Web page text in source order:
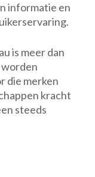
informatie en
is meer dan
worden
die merken
kracht
steeds